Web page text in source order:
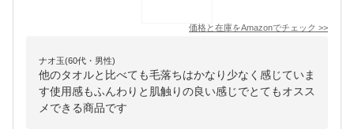
価格と在庫をAmazonでチェック >>
ナオ玉(60代・男性)
他のタオルと比べても毛落ちはかなり少なく感じていま
す使用感もふんわりと肌触りの良い感じでとてもオスス
メできる商品です